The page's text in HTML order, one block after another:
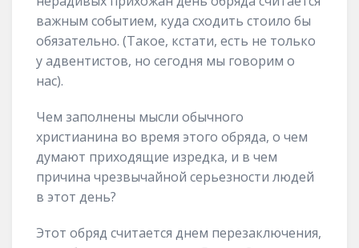
важным событием, куда сходить стоило бы
обязательно. (Такое, кстати, есть не только
у адвентистов, но сегодня мы говорим о
нас).
Чем заполнены мысли обычного
христианина во время этого обряда, о чем
думают приходящие изредка, и в чем
причина чрезвычайной серьезности людей
в этот день?
Этот обряд считается днем перезаключения,